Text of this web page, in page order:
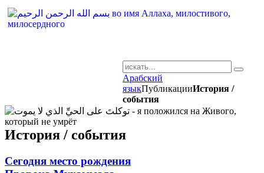
Арабский
языкПубликацииИстория /
события
История / события
Сегодня место рождения